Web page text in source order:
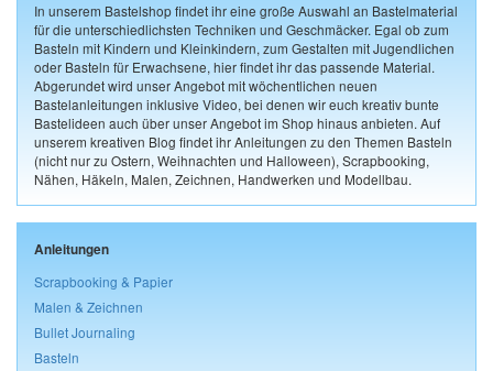
In unserem Bastelshop findet ihr eine große Auswahl an Bastelmaterial
für die unterschiedlichsten Techniken und Geschmäcker. Egal ob zum
Basteln mit Kindern und Kleinkindern, zum Gestalten mit Jugendlichen
oder Basteln für Erwachsene, hier findet ihr das passende Material.
Abgerundet wird unser Angebot mit wöchentlichen neuen
Bastelanleitungen inklusive Video, bei denen wir euch kreativ bunte
Bastelideen auch über unser Angebot im Shop hinaus anbieten. Auf
unserem kreativen Blog findet ihr Anleitungen zu den Themen Basteln
(nicht nur zu Ostern, Weihnachten und Halloween), Scrapbooking,
Nähen, Häkeln, Malen, Zeichnen, Handwerken und Modellbau.
Anleitungen
Scrapbooking & Papier
Malen & Zeichnen
Bullet Journaling
Basteln